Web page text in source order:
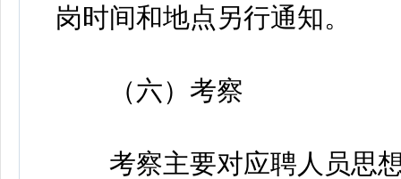
岗时间和地点另行通知。
（六）考察
考察主要对应聘人员思想